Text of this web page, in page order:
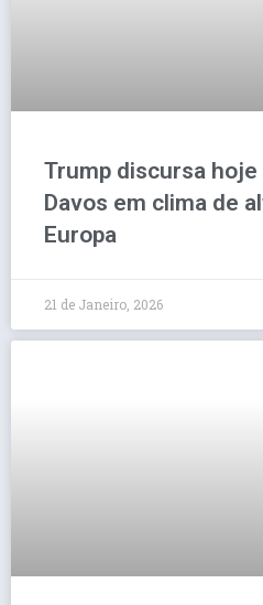
Trump discursa hoje
Davos em clima de
Europa
21 de Janeiro, 2026